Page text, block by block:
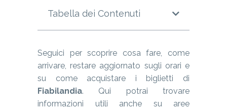
Tabella dei Contenuti
Seguici per scoprire cosa fare, come
arrivare, restare aggiornato sugli orari e
su come acquistare i biglietti di
Fiabilandia. Qui potrai trovare
informazioni utili anche su aree